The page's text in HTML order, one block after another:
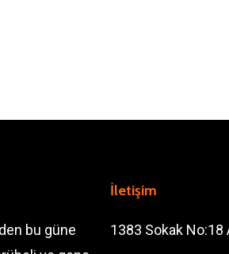
bu güne
İletişim
1383 Sokak